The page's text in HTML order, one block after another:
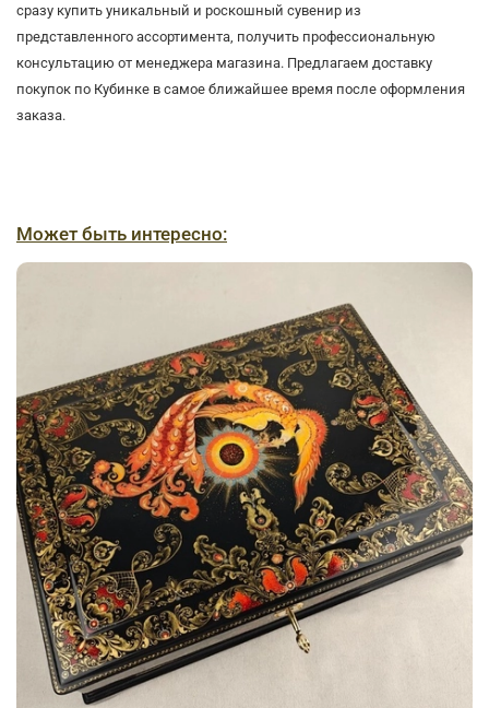
сразу купить уникальный и роскошный сувенир из
представленного ассортимента, получить профессиональную
консультацию от менеджера магазина. Предлагаем доставку
покупок по Кубинке в самое ближайшее время после оформления
заказа.
Может быть интересно: